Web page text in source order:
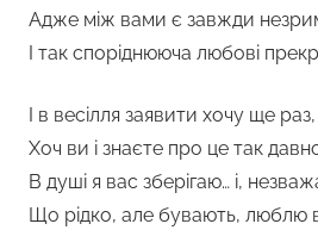
Адже між вами є завжди
І так споріднююча любові
І в весілля заявити хочу ще раз,
Хоч ви і знаєте про це так
В душі я вас зберігаю… і,
Що рідко, але бувають, люблю